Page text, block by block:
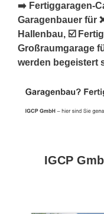
➡️ Fertiggaragen-
Garagenbauer für
Hallenbau, ☑️
Großraumgarage
werden begeistert
IGCP